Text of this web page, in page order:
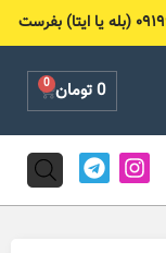
0تومان 0
Cart
I
n
s
T
e
l